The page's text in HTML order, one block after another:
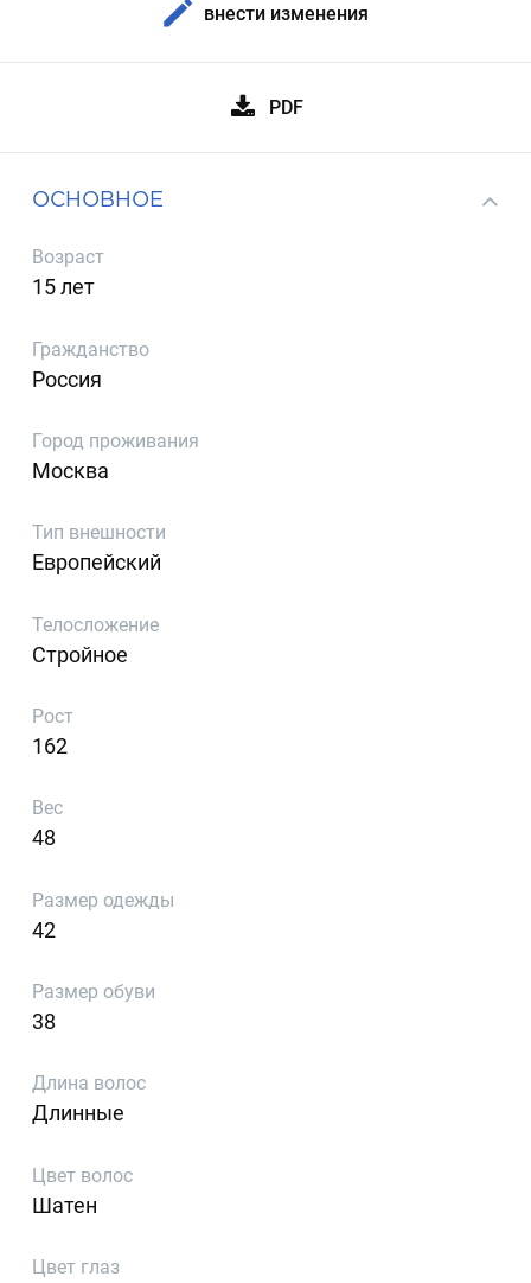
внести изменения
PDF
ОСНОВНОЕ
Возраст
15 лет
Гражданство
Россия
Город проживания
Москва
Тип внешности
Европейский
Телосложение
Стройное
Рост
162
Вес
48
Размер одежды
42
Размер обуви
38
Длина волос
Длинные
Цвет волос
Шатен
Цвет глаз